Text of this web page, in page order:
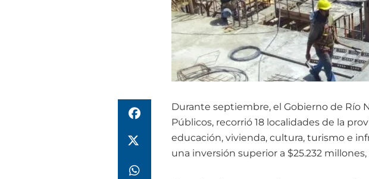
Durante septiembre, el Gobierno de Río
Públicos, recorrió 18 localidades de la
educación, vivienda, cultura, turismo e
una inversión superior a $25.232